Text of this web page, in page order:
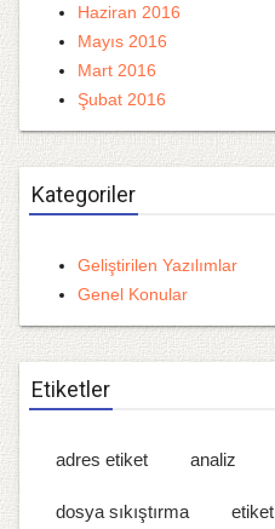
Haziran 2016
Mayıs 2016
Mart 2016
Şubat 2016
Kategoriler
Geliştirilen Yazılımlar
Genel Konular
Etiketler
adres etiket analiz
dosya sıkıştırma etiket